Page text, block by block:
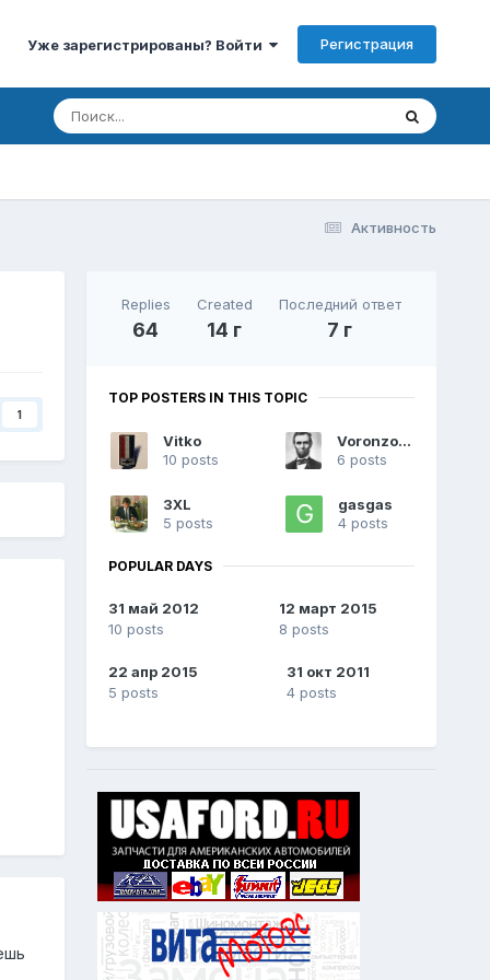
Уже зарегистрированы? Войти Регистрация
Активность
1
Replies
64
Created
14 г
Последний ответ
7 г
TOP POSTERS IN THIS TOPIC
Vitko
10 posts
Voronzone
6 posts
3XL
5 posts
gasgas
4 posts
POPULAR DAYS
31 май 2012
10 posts
12 март 2015
8 posts
22 апр 2015
5 posts
31 окт 2011
4 posts